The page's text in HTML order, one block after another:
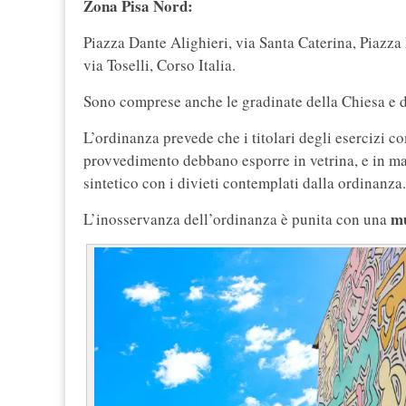
Zona Pisa Nord:
Piazza Dante Alighieri, via Santa Caterina,
via Toselli, Corso Italia.
Sono comprese anche le gradinate della Chiesa
L’ordinanza prevede che i titolari degli esercizi
provvedimento debbano esporre in vetrina, e in
sintetico con i divieti contemplati dalla ordinanza.
L’inosservanza dell’ordinanza è punita con una